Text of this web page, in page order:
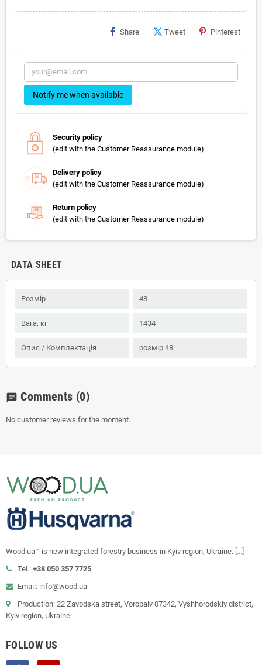
Share Tweet Pinterest
Notify me when available
Security policy
(edit with the Customer Reassurance module)
Delivery policy
(edit with the Customer Reassurance module)
Return policy
(edit with the Customer Reassurance module)
DATA SHEET
Розмір 48
Вага, кг 1434
Опис / Комплектація розмір 48
chat Comments (0)
No customer reviews for the moment.
Wood.ua™ is new integrated forestry business in Kyiv region, Ukraine. [...]
Tel.: +38 050 357 7725
Email: info@wood.ua
Production: 22 Zavodska street, Voropaiv 07342, Vyshhorodskiy district,
Kyiv region, Ukraine
FOLLOW US